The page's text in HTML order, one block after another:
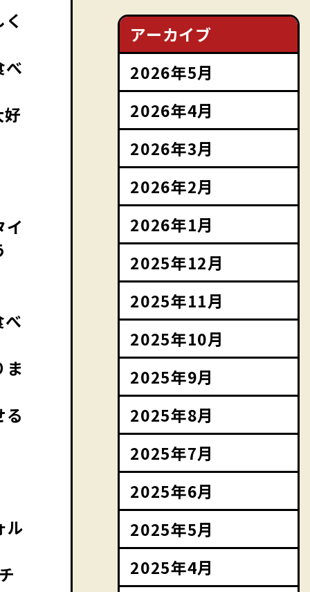
べ
イ
べ
ま
る
ル
アーカイブ
2026年5月
2026年4月
2026年3月
2026年2月
2026年1月
2025年12月
2025年11月
2025年10月
2025年9月
2025年8月
2025年7月
2025年6月
2025年5月
2025年4月